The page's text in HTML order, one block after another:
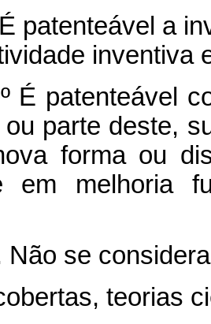
patenteável a
inventiva
É patenteável
parte deste,
forma ou
em melhoria
Não se
teorias